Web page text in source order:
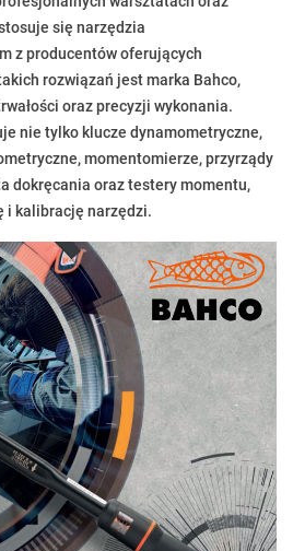
się narzędzia
z producentów oferujących
rozwiązań jest marka Bahco,
oraz precyzji wykonania.
nie tylko klucze dynamometryczne,
momentomierze, przyrządy
dokręcania oraz testery momentu,
i kalibrację narzędzi.